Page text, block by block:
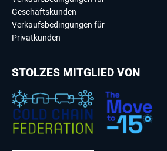
Geschäftskunden
Verkaufsbedingungen für
Privatkunden
STOLZES MITGLIED VON